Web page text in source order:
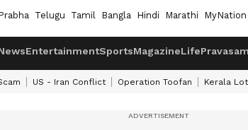
Telugu Tamil Bangla Hindi Marathi MyNation
EntertainmentSportsMagazineLifePravasam
US - Iran Conflict Operation Toofan Kerala